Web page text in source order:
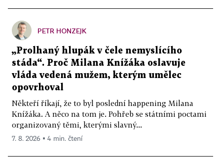
PETR HONZEJK
„Prolhaný hlupák v čele nemyslícího
stáda“. Proč Milana Knížáka oslavuje
vláda vedená mužem, kterým umělec
opovrhoval
Někteří říkají, že to byl poslední happening Milana
Knížáka. A něco na tom je. Pohřeb se státními poctami
organizovaný těmi, kterými slavný...
7. 8. 2026 ▪ 4 min. čtení